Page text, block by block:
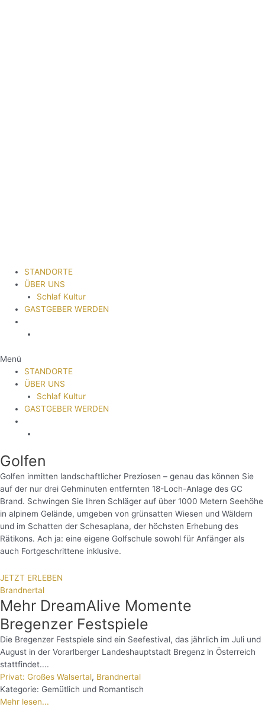
STANDORTE
ÜBER UNS
Schlaf Kultur
GASTGEBER WERDEN
Menü
STANDORTE
ÜBER UNS
Schlaf Kultur
GASTGEBER WERDEN
Golfen
Golfen inmitten landschaftlicher Preziosen – genau das können Sie
auf der nur drei Gehminuten entfernten 18-Loch-Anlage des GC
Brand. Schwingen Sie Ihren Schläger auf über 1000 Metern Seehöhe
in alpinem Gelände, umgeben von grünsatten Wiesen und Wäldern
und im Schatten der Schesaplana, der höchsten Erhebung des
Rätikons. Ach ja: eine eigene Golfschule sowohl für Anfänger als
auch Fortgeschrittene inklusive.
JETZT ERLEBEN
Brandnertal
Mehr DreamAlive Momente
Bregenzer Festspiele
Die Bregenzer Festspiele sind ein Seefestival, das jährlich im Juli und
August in der Vorarlberger Landeshauptstadt Bregenz in Österreich
stattfindet....
Privat: Großes Walsertal, Brandnertal
Kategorie: Gemütlich und Romantisch
Mehr lesen...